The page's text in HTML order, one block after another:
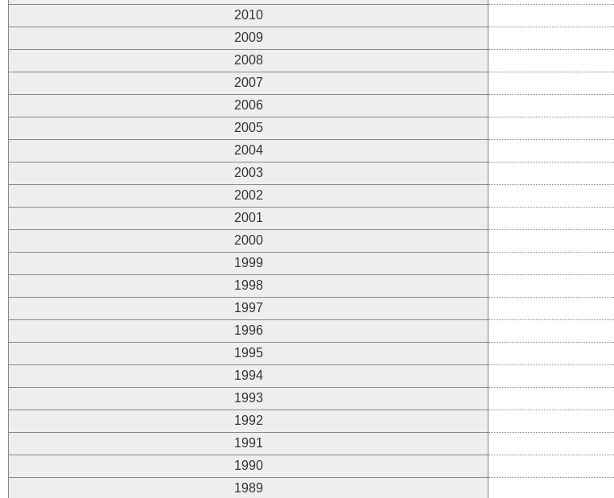
2010
2009
2008
2007
2006
2005
2004
2003
2002
2001
2000
1999
1998
1997
1996
1995
1994
1993
1992
1991
1990
1989